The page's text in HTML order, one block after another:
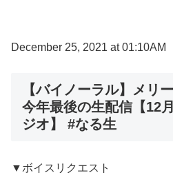
December 25, 2021 at 01:10AM
【バイノーラル】メリ
今年最後の生配信【12
ジオ】 #なる生
▼ボイスリクエスト